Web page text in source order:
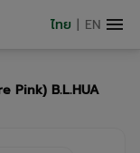
ไทย | EN
Pink) B.L.HUA